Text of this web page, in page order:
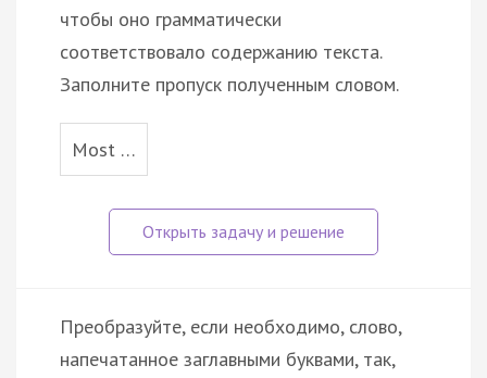
чтобы оно грамматически
соответствовало содержанию текста.
Заполните пропуск полученным словом.
Most …
Преобразуйте, если необходимо, слово,
напечатанное заглавными буквами, так,